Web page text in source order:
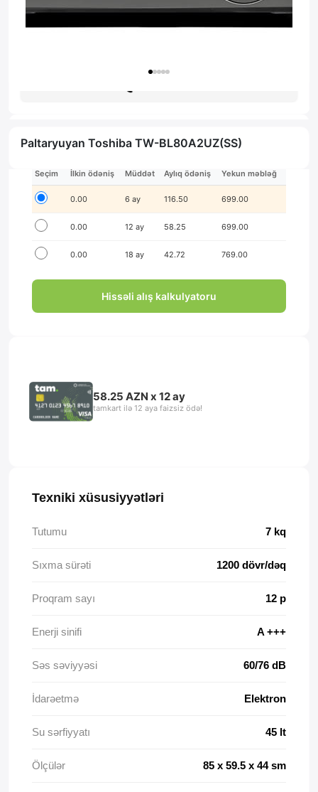
Paltaryuyan Toshiba TW-BL80A2UZ(SS)
İlkin ödənişsiz hissə-hissə ödə!
Seçim İlkin ödəniş Müddət Aylıq ödəniş Yekun məbləğ
0.00 6 ay 116.50 699.00
0.00 12 ay 58.25 699.00
0.00 18 ay 42.72 769.00
Hissəli alış kalkulyatoru
58.25 AZN x 12 ay
tamkart ilə 12 aya faizsiz ödə!
Texniki xüsusiyyətləri
Tutumu 7 kq
Sıxma sürəti 1200 dövr/dəq
Proqram sayı 12 p
Enerji sinifi A +++
Səs səviyyəsi 60/76 dB
İdarəetmə Elektron
Su sərfiyyatı 45 lt
Ölçülər 85 x 59.5 x 44 sm